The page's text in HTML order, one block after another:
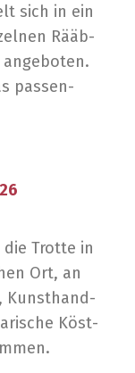
sich in ein
Rääb­
ange­bo­ten.
pas­sen­
Trot­te in
Ort, an
Kunst­hand­
Köst­